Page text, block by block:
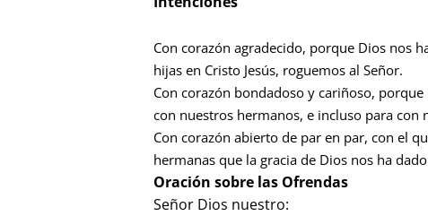
Con corazón agradecido, porque Dios nos
hijas en Cristo Jesús, roguemos al Señor.
Con corazón bondadoso y cariñoso,
con nuestros hermanos, e incluso para con
Con corazón abierto de par en par, con el
hermanas que la gracia de Dios nos ha
Oración sobre las Ofrendas
Señor Dios nuestro: